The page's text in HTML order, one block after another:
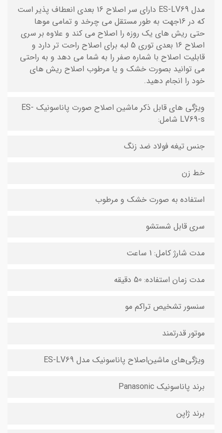
مدل ES-LV69 دارای سر اصلاح 16 بعدی انعطاف پذیر است
که در 16جهت به طور مستقل می چرخد و تمامی موها
حتی ریش های یک روزه را اصلاح می کند و علاوه بر سری
اصلاح 16 بعدی توری 5 لبه برای اصلاح راحت تر دارد و
قابلیت اصلاح با شماره صفر را به شما می دهد و به راحتی
می توانید بصورت خشک و یا مرطوب اصلاح ریش های
خود را انجام دهید.
ویژگی های قابل ذکر ماشین اصلاح صورت پاناسونیک ES-
LV69-s شامل:
جنس تیغه فولاد ضد زنگ
خط زن
استفاده به صورت خشک و مرطوب
سری قابل شستشو
مدت شارژ کامل: 1 ساعت
مدت زمان استفاده: 50 دقیقه
سنسور تشخیص تراکم مو
موتور قدرتمند
ویژگی‌های ماشین‌اصلاح پاناسونیک مدل ES-LV69
برند پاناسونیک Panasonic
برند ژاپن